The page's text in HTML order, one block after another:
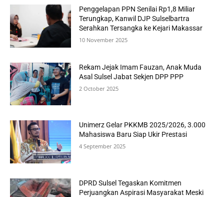
Penggelapan PPN Senilai Rp1,8 Miliar
Terungkap, Kanwil DJP Sulselbartra
Serahkan Tersangka ke Kejari Makassar
10 November 2025
Rekam Jejak Imam Fauzan, Anak Muda
Asal Sulsel Jabat Sekjen DPP PPP
2 October 2025
Unimerz Gelar PKKMB 2025/2026, 3.000
Mahasiswa Baru Siap Ukir Prestasi
4 September 2025
DPRD Sulsel Tegaskan Komitmen
Perjuangkan Aspirasi Masyarakat Meski